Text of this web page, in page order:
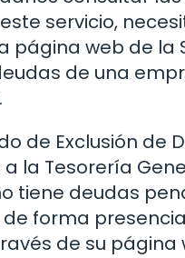
servicio,
página web de
de una
de Exclusión de
la Tesorería
tiene deudas
forma
de su página